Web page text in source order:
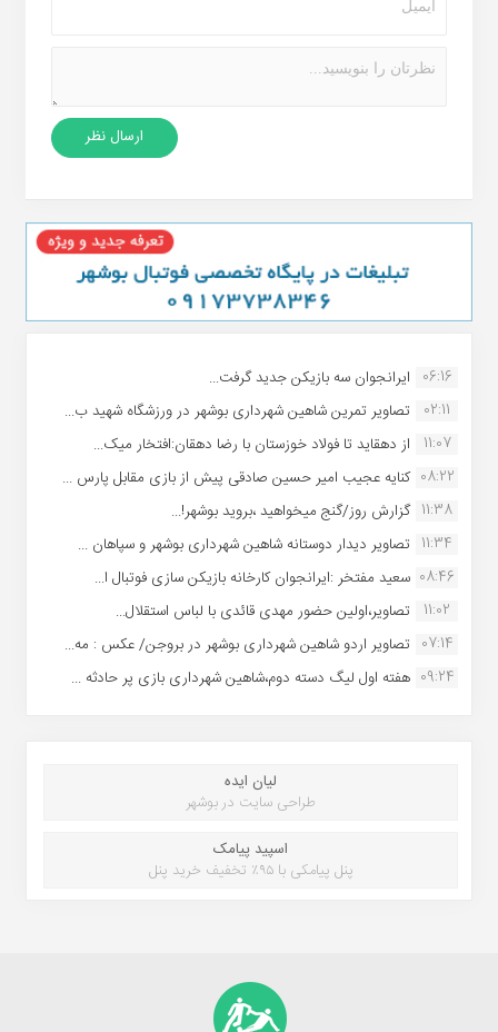
06:16 ایرانجوان سه بازیکن جدید گرفت...
02:11
تصاویر تمرین شاهین شهردارى بوشهر در ورزشگاه شهید ب...
11:07
از دهقاید تا فولاد خوزستان با رضا دهقان:افتخار میک...
08:22 کنایه عجیب امیر حسین صادقی پیش از بازی مقابل پارس ...
11:38 گزارش روز/گنج میخواهید ،بروید بوشهر!...
11:34 تصاویر دیدار دوستانه شاهین شهردارى بوشهر و سپاهان ...
08:46 سعید مفتخر :ایرانجوان کارخانه بازیکن سازی فوتبال ا...
11:02
تصاویر،اولین حضور مهدی قائدی با لباس استقلال...
07:14 تصاویر اردو شاهین شهرداری بوشهر در بروجن/ عکس : مه...
09:24 هفته اول لیگ دسته دوم،شاهین شهرداری بازی پر حادثه ...
لیان ایده
طراحی سایت در بوشهر
اسپید پیامک
پنل پیامکی با ۹۵٪ تخفیف خرید پنل